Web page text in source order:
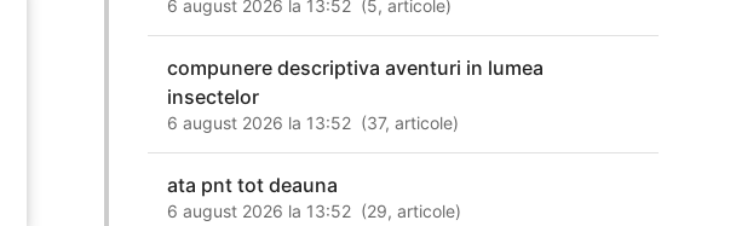
6 august 2026 la 13:52 (5,articole)
compunere descriptiva aventuri in lumea
insectelor
6 august 2026 la 13:52 (37,articole)
ata pnt tot deauna
6 august 2026 la 13:52 (29,articole)